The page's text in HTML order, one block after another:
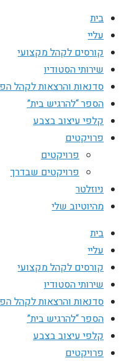
בית
עליי
קורסים לקהל מקצועי
שירותי הסטודיו
סדנאות והרצאות לקהל
הספר “להרגיש בית”
קלפי עיצוב בצבע
פרויקטים
פרויקטים
פרויקטים שבדרך
ניוזלטר
מהיוטיוב שלי
בית
עליי
קורסים לקהל מקצועי
שירותי הסטודיו
סדנאות והרצאות לקהל
הספר “להרגיש בית”
קלפי עיצוב בצבע
פרויקטים